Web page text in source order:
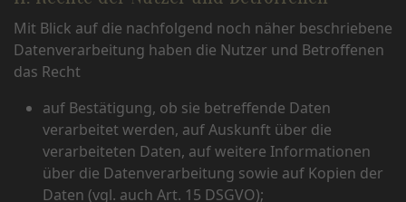
Mit Blick auf die nachfolgend noch näher beschriebene
Datenverarbeitung haben die Nutzer und Betroffenen
das Recht
auf Bestätigung, ob sie betreffende Daten
verarbeitet werden, auf Auskunft über die
verarbeiteten Daten, auf weitere Informationen
über die Datenverarbeitung sowie auf Kopien der
Daten (vgl. auch Art. 15 DSGVO);